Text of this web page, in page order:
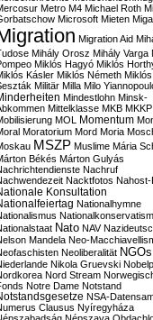
Metro M4 Michael Roth
Microsoft Mieten
Migration Aid
Mihály Orosz Mihály Varga
Miklós Hagyó Miklós
Kásler Miklós Németh Miklós
Militär Milla Milo
Mindestlohn Minsk-
Mittelklasse MKB MKKP
MOL Momentum
Moratorium Mord Moria
MSZP Muslime Mária
Békés Márton Gulyás
Nachruf
Nacktfotos Nahost-
Konsultation
Nationalhymne
Nato NAV
Mandela Neo-
Neoliberalität NGOs
Nikola Gruevski
Nord Stream
Notre Dame Notstand
NSA-
Clausus Nyíregyháza